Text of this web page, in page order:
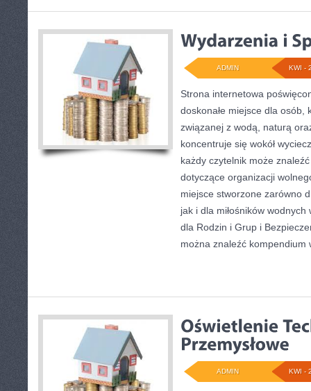
KWI -
ADMIN
Strona internetowa
doskonałe miejsce dla osób,
związanej z wodą, naturą
koncentruje się wokół
każdy czytelnik może
dotyczące organizacji
miejsce stworzone zarówno
jak i dla miłośników
dla Rodzin i Grup i
można znaleźć kompendium
KWI -
ADMIN